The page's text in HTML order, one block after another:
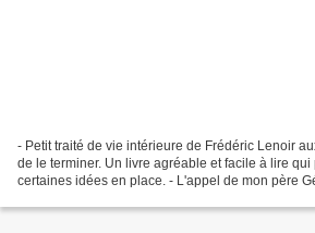
- Petit traité de vie intérieure de Frédéric Lenoir
de le terminer. Un livre agréable et facile à lire qui
certaines idées en place. - L'appel de mon père